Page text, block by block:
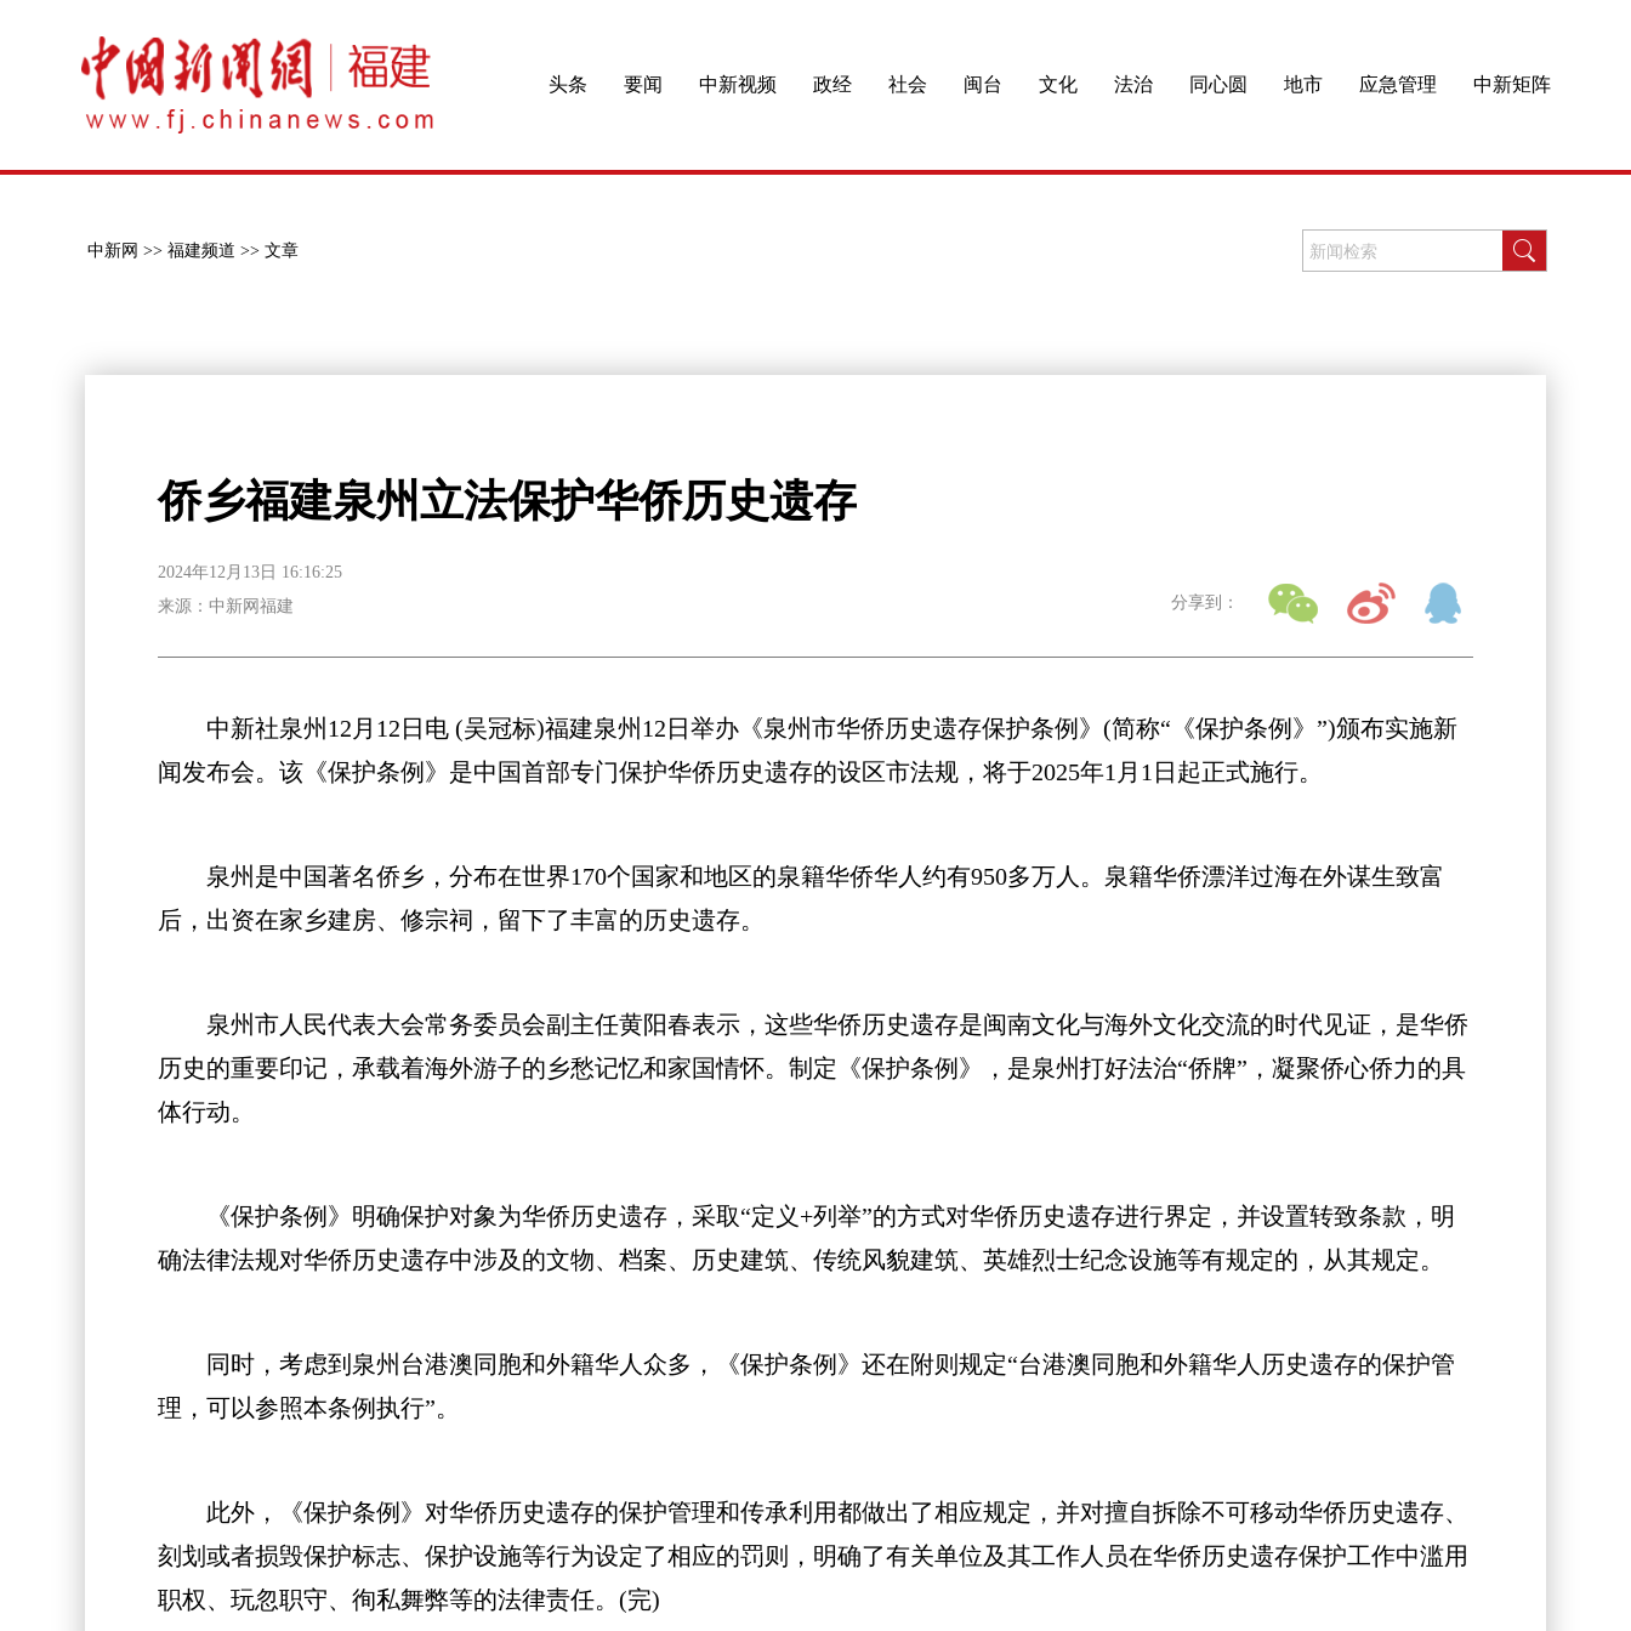
头条 要闻 中新视频 政经 社会 闽台 文化 法治 同心圆 地市 应急管理 中新矩阵
中新网 >> 福建频道 >> 文章
侨乡福建泉州立法保护华侨历史遗存
2024年12月13日 16:16:25
来源：中新网福建
分享到：
中新社泉州12月12日电 (吴冠标)福建泉州12日举办《泉州市华侨历史遗存保护条例》(简称“《保护条例》”)颁布实施新
闻发布会。该《保护条例》是中国首部专门保护华侨历史遗存的设区市法规，将于2025年1月1日起正式施行。
泉州是中国著名侨乡，分布在世界170个国家和地区的泉籍华侨华人约有950多万人。泉籍华侨漂洋过海在外谋生致富
后，出资在家乡建房、修宗祠，留下了丰富的历史遗存。
泉州市人民代表大会常务委员会副主任黄阳春表示，这些华侨历史遗存是闽南文化与海外文化交流的时代见证，是华侨
历史的重要印记，承载着海外游子的乡愁记忆和家国情怀。制定《保护条例》，是泉州打好法治“侨牌”，凝聚侨心侨力的具
体行动。
《保护条例》明确保护对象为华侨历史遗存，采取“定义+列举”的方式对华侨历史遗存进行界定，并设置转致条款，明
确法律法规对华侨历史遗存中涉及的文物、档案、历史建筑、传统风貌建筑、英雄烈士纪念设施等有规定的，从其规定。
同时，考虑到泉州台港澳同胞和外籍华人众多，《保护条例》还在附则规定“台港澳同胞和外籍华人历史遗存的保护管
理，可以参照本条例执行”。
此外，《保护条例》对华侨历史遗存的保护管理和传承利用都做出了相应规定，并对擅自拆除不可移动华侨历史遗存、
刻划或者损毁保护标志、保护设施等行为设定了相应的罚则，明确了有关单位及其工作人员在华侨历史遗存保护工作中滥用
职权、玩忽职守、徇私舞弊等的法律责任。(完)